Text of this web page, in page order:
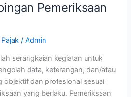
Pemeriksaan
Pajak /Admin
serangkaian kegiatan untuk
data, keterangan, dan/atau
objektif dan profesional sesuai
yang berlaku. Pemeriksaan